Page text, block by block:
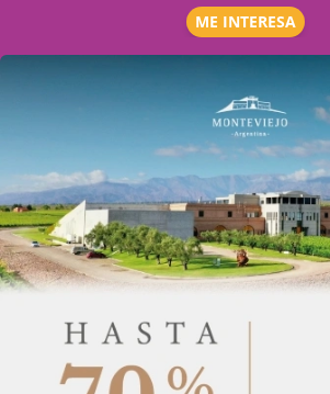
ME INTERESA